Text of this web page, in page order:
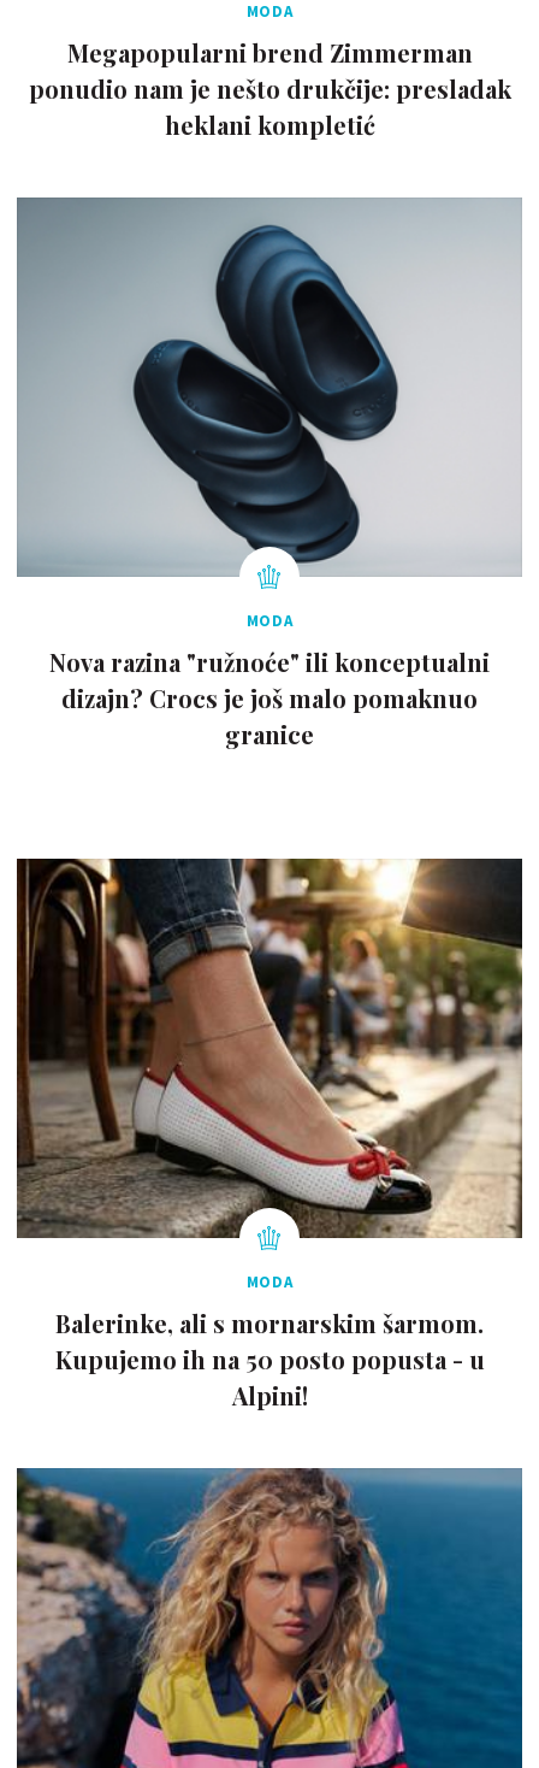
MODA
Megapopularni brend Zimmerman
ponudio nam je nešto drukčije: presladak
heklani kompletić
MODA
Nova razina "ružnoće" ili konceptualni
dizajn? Crocs je još malo pomaknuo
granice
MODA
Balerinke, ali s mornarskim šarmom.
Kupujemo ih na 50 posto popusta - u
Alpini!